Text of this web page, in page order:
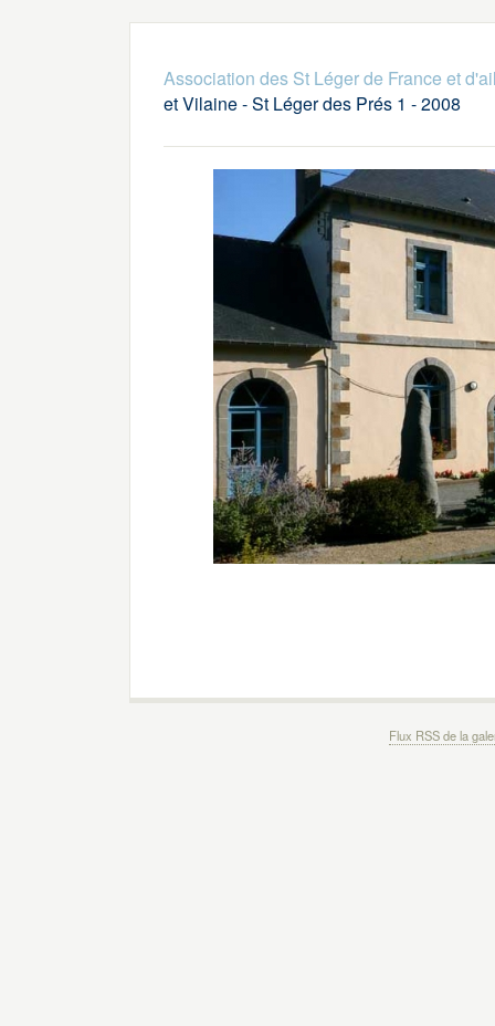
Association des St Léger de France et
et Vilaine - St Léger des Prés 1 - 2008
Flux RSS de la